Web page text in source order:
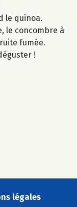
le quinoa.
le concombre à
fumée.
!
légales